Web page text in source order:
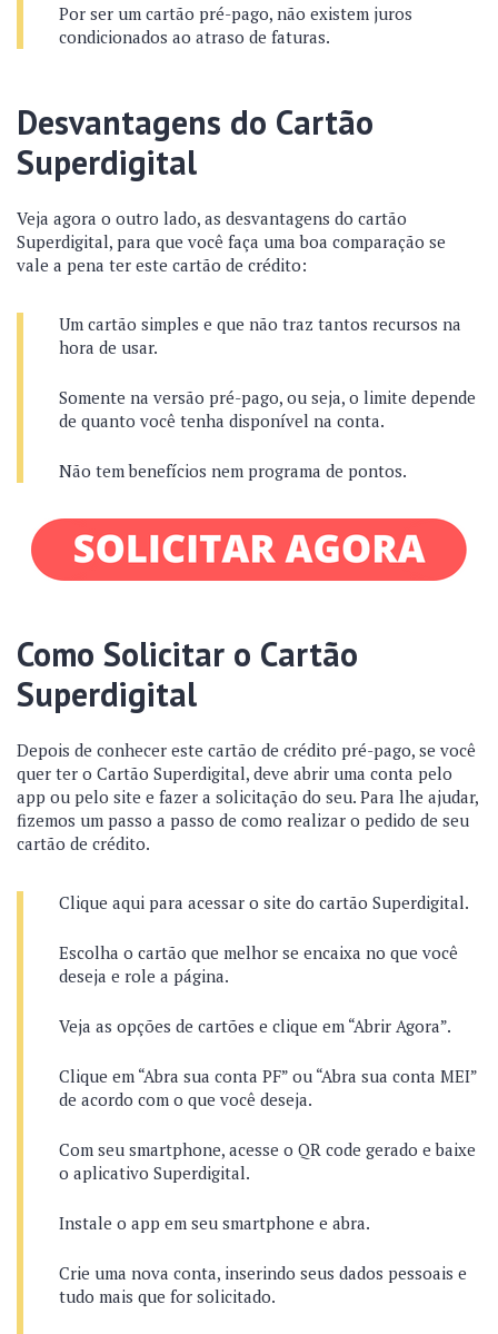
Por ser um cartão pré-pago, não existem juros
condicionados ao atraso de faturas.
Desvantagens do Cartão
Superdigital
Veja agora o outro lado, as desvantagens do cartão
Superdigital, para que você faça uma boa comparação se
vale a pena ter este cartão de crédito:
Um cartão simples e que não traz tantos recursos na
hora de usar.
Somente na versão pré-pago, ou seja, o limite depende
de quanto você tenha disponível na conta.
Não tem benefícios nem programa de pontos.
Como Solicitar o Cartão
Superdigital
Depois de conhecer este cartão de crédito pré-pago, se você
quer ter o Cartão Superdigital, deve abrir uma conta pelo
app ou pelo site e fazer a solicitação do seu. Para lhe ajudar,
fizemos um passo a passo de como realizar o pedido de seu
cartão de crédito.
Clique aqui para acessar o site do cartão Superdigital.
Escolha o cartão que melhor se encaixa no que você
deseja e role a página.
Veja as opções de cartões e clique em “Abrir Agora”.
Clique em “Abra sua conta PF” ou “Abra sua conta MEI”
de acordo com o que você deseja.
Com seu smartphone, acesse o QR code gerado e baixe
o aplicativo Superdigital.
Instale o app em seu smartphone e abra.
Crie uma nova conta, inserindo seus dados pessoais e
tudo mais que for solicitado.